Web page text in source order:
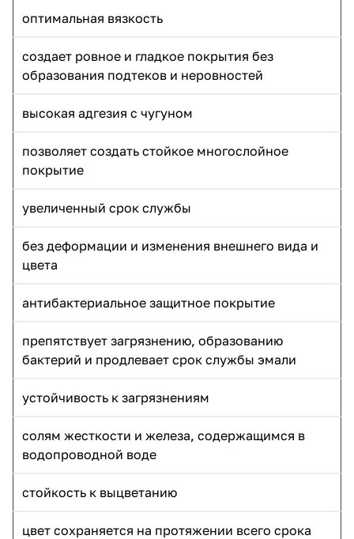
оптимальная вязкость
создает ровное и гладкое покрытия без
образования подтеков и неровностей
высокая адгезия с чугуном
позволяет создать стойкое многослойное
покрытие
увеличенный срок службы
без деформации и изменения внешнего вида и
цвета
антибактериальное защитное покрытие
препятствует загрязнению, образованию
бактерий и продлевает срок службы эмали
устойчивость к загрязнениям
солям жесткости и железа, содержащимся в
водопроводной воде
стойкость к выцветанию
цвет сохраняется на протяжении всего срока